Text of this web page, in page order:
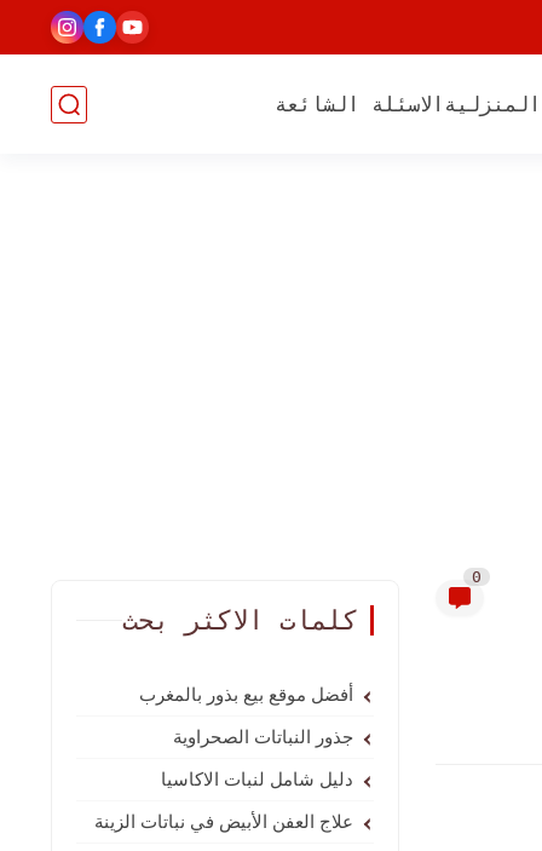
الاسئلة الشائعة
0
كلمات الاكثر بحث
أفضل موقع بيع بذور بالمغرب
جذور النباتات الصحراوية
دليل شامل لنبات الاكاسيا
علاج العفن الأبيض في نباتات الزينة